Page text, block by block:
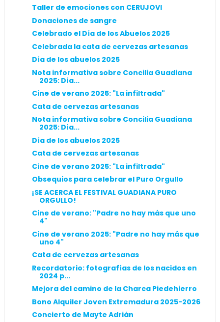
Taller de emociones con CERUJOVI
Donaciones de sangre
Celebrado el Día de los Abuelos 2025
Celebrada la cata de cervezas artesanas
Día de los abuelos 2025
Nota informativa sobre Concilia Guadiana
2025: Día...
Cine de verano 2025: "La infiltrada"
Cata de cervezas artesanas
Nota informativa sobre Concilia Guadiana
2025: Día...
Día de los abuelos 2025
Cata de cervezas artesanas
Cine de verano 2025: "La infiltrada"
Obsequios para celebrar el Puro Orgullo
¡SE ACERCA EL FESTIVAL GUADIANA PURO
ORGULLO!
Cine de verano: "Padre no hay más que uno
4"
Cine de verano 2025: "Padre no hay más que
uno 4"
Cata de cervezas artesanas
Recordatorio: fotografías de los nacidos en
2024 p...
Mejora del camino de la Charca Piedehierro
Bono Alquiler Joven Extremadura 2025-2026
Concierto de Mayte Adrián